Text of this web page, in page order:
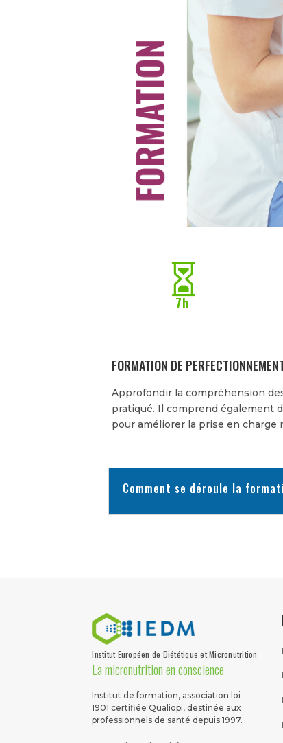

7h
FORMATION DE
Approfondir la compréhension
pratiqué. Il comprend également
pour améliorer la prise en
Comment se déroule la
Institut Européen de Diététique et Micronutrition
La micronutrition en conscience
Institut de formation, association loi
1901 certifiée Qualiopi, destinée aux
professionnels de santé depuis 1997.